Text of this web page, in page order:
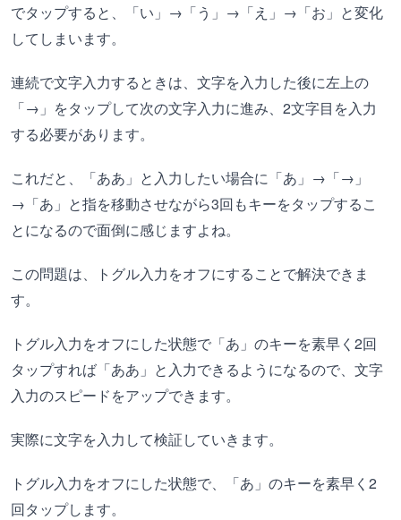
でタップすると、「い」→「う」→「え」→「お」と変化
してしまいます。
連続で文字入力するときは、文字を入力した後に左上の
「→」をタップして次の文字入力に進み、2文字目を入力
する必要があります。
これだと、「ああ」と入力したい場合に「あ」→「→」
→「あ」と指を移動させながら3回もキーをタップするこ
とになるので面倒に感じますよね。
この問題は、トグル入力をオフにすることで解決できま
す。
トグル入力をオフにした状態で「あ」のキーを素早く2回
タップすれば「ああ」と入力できるようになるので、文字
入力のスピードをアップできます。
実際に文字を入力して検証していきます。
トグル入力をオフにした状態で、「あ」のキーを素早く2
回タップします。